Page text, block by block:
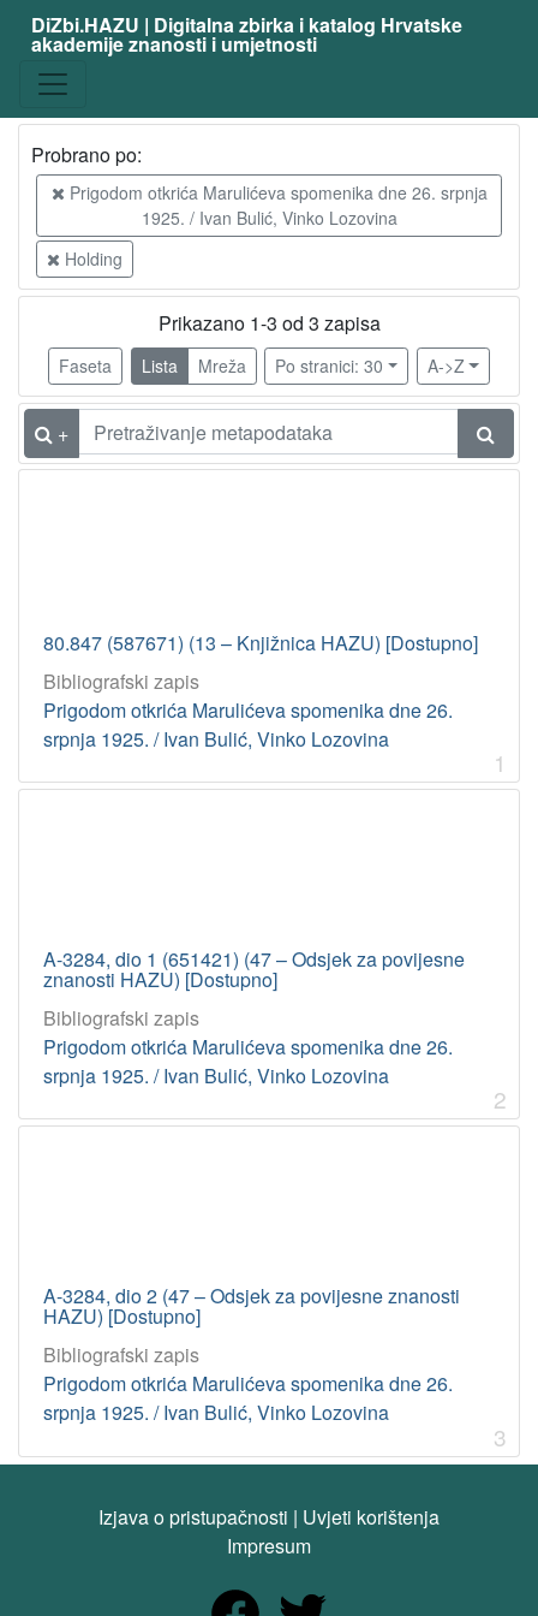
DiZbi.HAZU | Digitalna zbirka i katalog Hrvatske
akademije znanosti i umjetnosti
Probrano po:
Prigodom otkrića Marulićeva spomenika dne 26. srpnja
1925. / Ivan Bulić, Vinko Lozovina
Holding
Prikazano 1-3 od 3 zapisa
Faseta Lista Mreža Po stranici: 30 A->Z
+
80.847 (587671) (13 – Knjižnica HAZU) [Dostupno]
Bibliografski zapis
Prigodom otkrića Marulićeva spomenika dne 26.
srpnja 1925. / Ivan Bulić, Vinko Lozovina
1
A-3284, dio 1 (651421) (47 – Odsjek za povijesne
znanosti HAZU) [Dostupno]
Bibliografski zapis
Prigodom otkrića Marulićeva spomenika dne 26.
srpnja 1925. / Ivan Bulić, Vinko Lozovina
2
A-3284, dio 2 (47 – Odsjek za povijesne znanosti
HAZU) [Dostupno]
Bibliografski zapis
Prigodom otkrića Marulićeva spomenika dne 26.
srpnja 1925. / Ivan Bulić, Vinko Lozovina
3
Izjava o pristupačnosti | Uvjeti korištenja
Impresum